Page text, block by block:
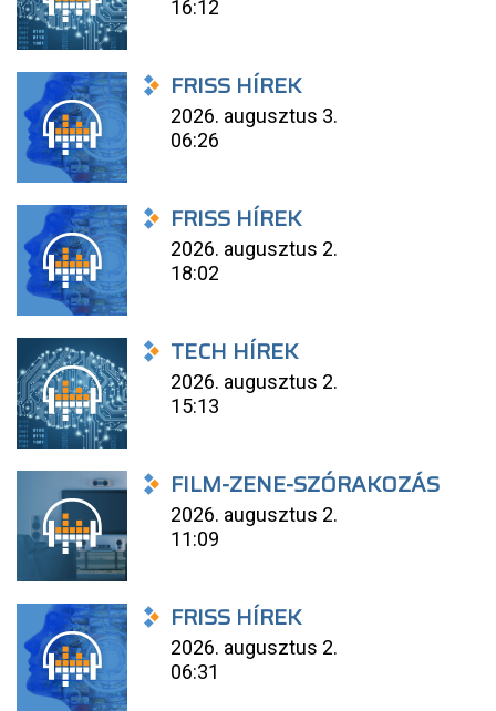
16:12
FRISS HÍREK
2026. augusztus 3.
06:26
FRISS HÍREK
2026. augusztus 2.
18:02
TECH HÍREK
2026. augusztus 2.
15:13
FILM-ZENE-SZÓRAKOZÁS
2026. augusztus 2.
11:09
FRISS HÍREK
2026. augusztus 2.
06:31